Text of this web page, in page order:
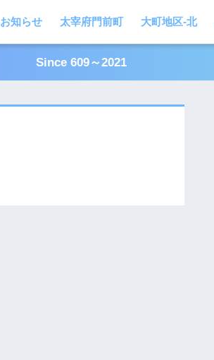
お知らせ 太宰府門前町 大町地区-北
Since 609～2021